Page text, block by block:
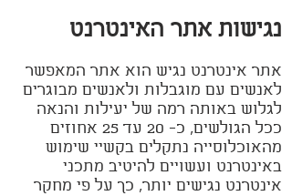
נגישות אתר האינטרנט
אתר אינטרנט נגיש הוא אתר המאפשר
לאנשים עם מוגבלות ולאנשים מבוגרים
לגלוש באותה רמה של יעילות והנאה
ככל הגולשים, כ- 20 עד 25 אחוזים
מהאוכלוסייה נתקלים בקשיי שימוש
באינטרנט ועשויים להיטיב מתכני
אינטרנט נגישים יותר, כך על פי מחקר